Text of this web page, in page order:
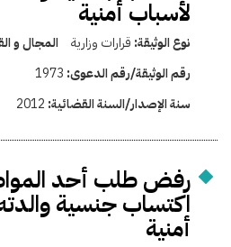
لأسباب أمنية
نوع الوثيقة: قرارات وزارية المجال و
رقم الوثيقة/رقم الدعوى: 1973
سنة الإصدار/السنة القضائية: 2012
رفض طلب أحد
اكتساب جنسية
أمنية